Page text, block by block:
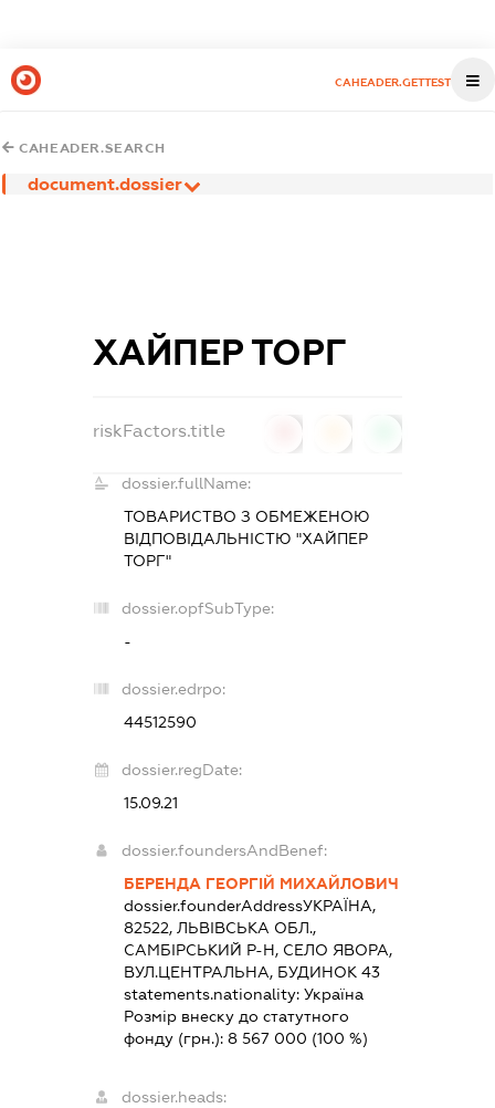
CAHEADER.GETTEST
CAHEADER.SEARCH
document.dossier
ХАЙПЕР ТОРГ
riskFactors.title
dossier.fullName:
ТОВАРИСТВО З ОБМЕЖЕНОЮ
ВІДПОВІДАЛЬНІСТЮ "ХАЙПЕР
ТОРГ"
dossier.opfSubType:
-
dossier.edrpo:
44512590
dossier.regDate:
15.09.21
dossier.foundersAndBenef:
БЕРЕНДА ГЕОРГІЙ МИХАЙЛОВИЧ
dossier.founderAddressУКРАЇНА,
82522, ЛЬВІВСЬКА ОБЛ.,
САМБІРСЬКИЙ Р-Н, СЕЛО ЯВОРА,
ВУЛ.ЦЕНТРАЛЬНА, БУДИНОК 43
statements.nationality: Україна
Розмір внеску до статутного
фонду (грн.): 8 567 000 (100 %)
dossier.heads: